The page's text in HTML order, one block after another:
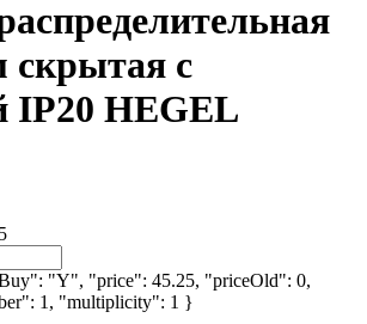
скрытая с
HEGEL
"Y", "price": 45.25, "priceOld": 0,
1, "multiplicity": 1 }